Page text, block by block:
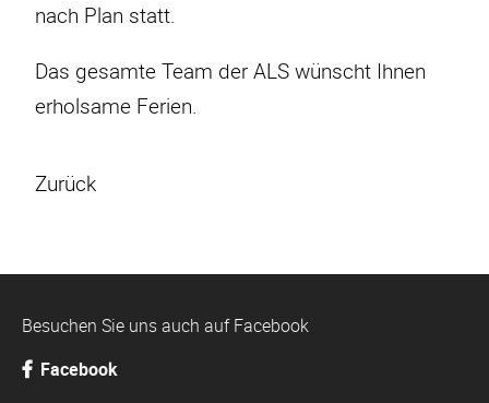
nach Plan statt.
Das gesamte Team der ALS wünscht Ihnen
erholsame Ferien.
Zurück
Besuchen Sie uns auch auf Facebook
Facebook